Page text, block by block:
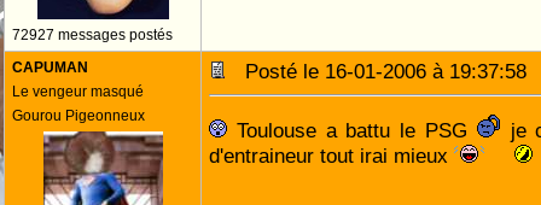
72927 messages postés
CAPUMAN
Le vengeur masqué
Gourou Pigeonneux
Posté le 16-01-2006 à
Toulouse a battu le PSG
je
d'entraineur tout irai mieux